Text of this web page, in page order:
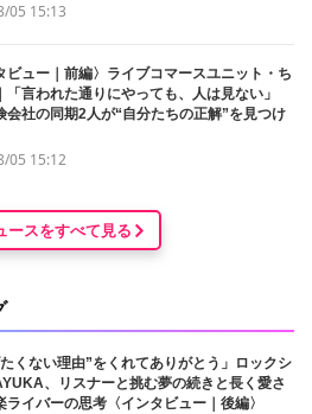
05 15:13
ビュー｜前編〉ライブコマースユニット・ち
「言われた通りにやっても、人は見ない」
社の同期2人が“自分たちの正解”を見つけ
05 15:12
ースをすべて見る
たくない理由”をくれてありがとう」ロックシ
、リスナーと挑む夢の続きと長く愛さ
ライバーの思考〈インタビュー｜後編〉